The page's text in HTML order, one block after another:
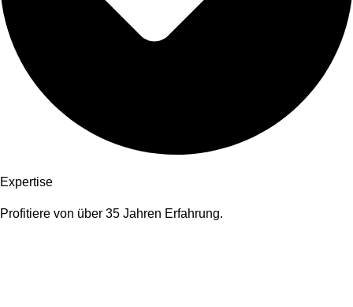
Expertise
Profitiere von über 35 Jahren Erfahrung.